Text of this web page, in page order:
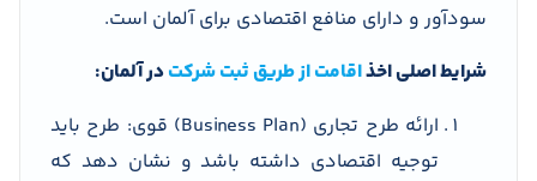
سودآور و دارای منافع اقتصادی برای آلمان است.
شرایط اصلی اخذاقامت از طریق ثبت شرکتدر آلمان:
ارائه طرح تجاری (Business Plan) قوی: طرح باید
توجیه اقتصادی داشته باشد و نشان دهد که